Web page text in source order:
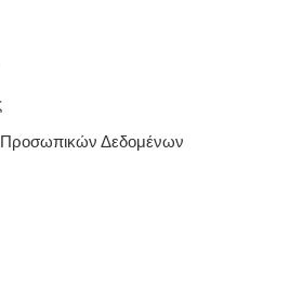
Προσωπικών Δεδομένων